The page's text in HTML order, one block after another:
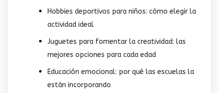
Hobbies deportivos para niños: cómo elegir la
actividad ideal
Juguetes para fomentar la creatividad: las
mejores opciones para cada edad
Educación emocional: por qué las escuelas la
están incorporando